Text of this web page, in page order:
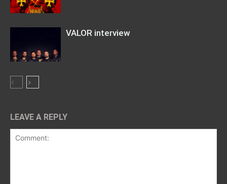
VALOR interview
LEAVE A REPLY